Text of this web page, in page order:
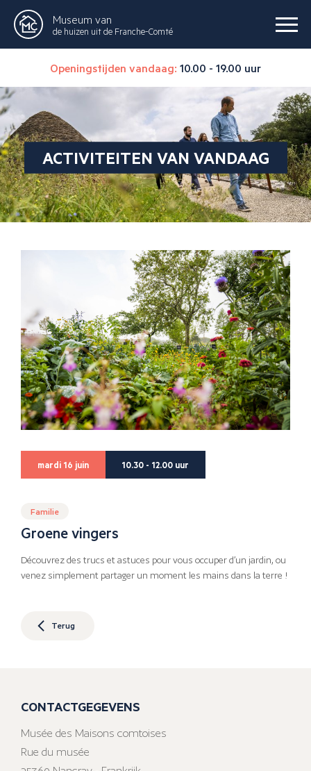
Museum van
de huizen uit de Franche-Comté
Openingstijden vandaag: 10.00 - 19.00 uur
ACTIVITEITEN VAN VANDAAG
mardi 16 juin 10.30 - 12.00 uur
Familie
Groene vingers
Découvrez des trucs et astuces pour vous occuper d’un jardin, ou
venez simplement partager un moment les mains dans la terre !
Terug
CONTACTGEGEVENS
Musée des Maisons comtoises
Rue du musée